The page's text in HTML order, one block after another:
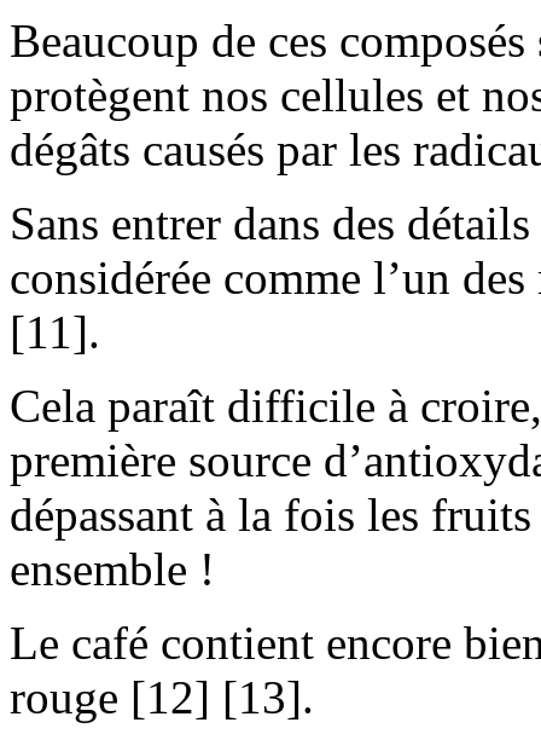
Beaucoup de ces
protègent nos cellules et
dégâts causés par les
Sans entrer dans des
considérée comme l’un
[11].
Cela paraît difficile à
première source
dépassant à la fois les
ensemble !
Le café contient encore
rouge [12] [13].